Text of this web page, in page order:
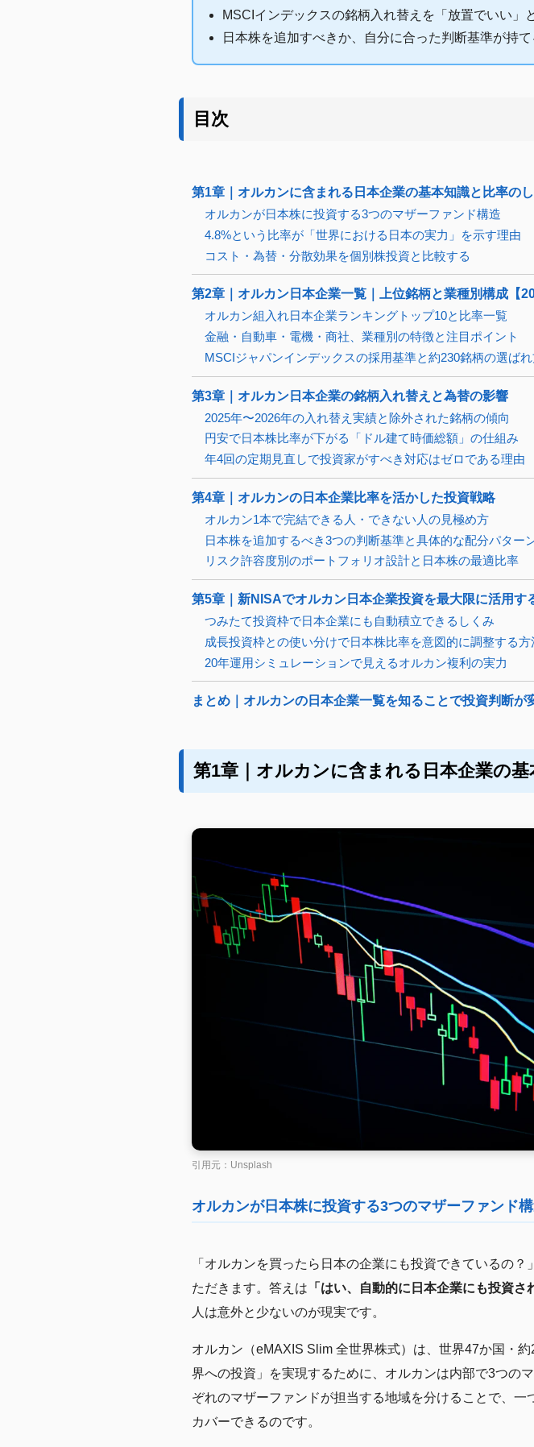
MSCIインデックスの銘柄入れ替えを「放置でいい」
日本株を追加すべきか、自分に合った判断基準が持て
目次
第1章｜オルカンに含まれる日本企業の基本知識と比率の
オルカンが日本株に投資する3つのマザーファンド構造
4.8%という比率が「世界における日本の実力」を示す理由
コスト・為替・分散効果を個別株投資と比較する
第2章｜オルカン日本企業一覧｜上位銘柄と業種別構成【
オルカン組入れ日本企業ランキングトップ10と比率一覧
金融・自動車・電機・商社、業種別の特徴と注目ポイント
MSCIジャパンインデックスの採用基準と約230銘柄の選ば
第3章｜オルカン日本企業の銘柄入れ替えと為替の影響
2025年〜2026年の入れ替え実績と除外された銘柄の傾向
円安で日本株比率が下がる「ドル建て時価総額」の仕組み
年4回の定期見直しで投資家がすべき対応はゼロである理由
第4章｜オルカンの日本企業比率を活かした投資戦略
オルカン1本で完結できる人・できない人の見極め方
日本株を追加するべき3つの判断基準と具体的な配分パター
リスク許容度別のポートフォリオ設計と日本株の最適比率
第5章｜新NISAでオルカン日本企業投資を最大限に活用す
つみたて投資枠で日本企業にも自動積立できるしくみ
成長投資枠との使い分けで日本株比率を意図的に調整する方
20年運用シミュレーションで見えるオルカン複利の実力
まとめ｜オルカンの日本企業一覧を知ることで投資判断が
第1章｜オルカンに含まれる日本企業の
引用元：Unsplash
オルカンが日本株に投資する3つのマザーファンド
「オルカンを買ったら日本の企業にも投資できているの
ただきます。答えは 「はい、自動的に日本企業にも投資さ
人は意外と少ないのが現実です。
オルカン（eMAXIS Slim 全世界株式）は、世界47か国・
界への投資」を実現するために、オルカンは内部で3つの
ぞれのマザーファンドが担当する地域を分けることで、
カバーできるのです。